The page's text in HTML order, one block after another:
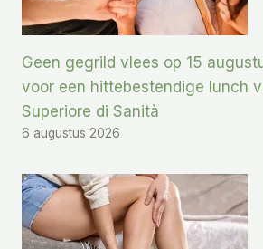
Geen gegrild vlees op 15
voor een hittebestendige lunch
Superiore di Sanità
6 augustus 2026